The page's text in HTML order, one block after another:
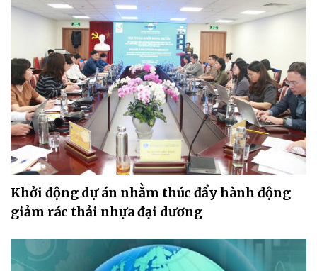
Khởi động dự án nhằm thúc đẩy hành động
giảm rác thải nhựa đại dương